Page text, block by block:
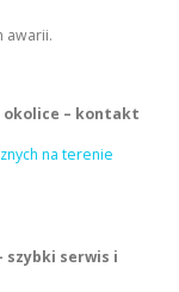
awarii.
okolice – kontakt
na terenie
szybki serwis i